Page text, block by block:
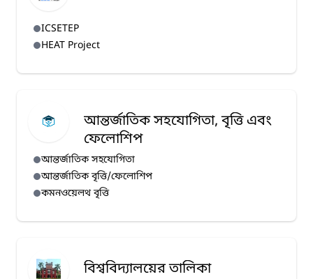
ICSETEP
HEAT Project
আন্তর্জাতিক সহযোগিতা, বৃত্তি এবং
ফেলোশিপ
আন্তর্জাতিক সহযোগিতা
আন্তর্জাতিক বৃত্তি/ফেলোশিপ
কমনওয়েলথ বৃত্তি
বিশ্ববিদ্যালয়ের তালিকা